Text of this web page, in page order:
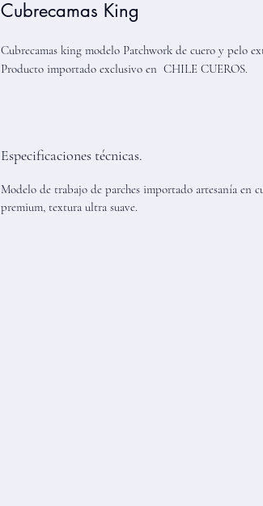
Cubrecamas King
Cubrecamas king modelo Patchwork de cuero y pelo
Producto importado exclusivo en CHILE CUEROS.
Especificaciones técnicas.
Modelo de trabajo de parches importado artesanía en
premium, textura ultra suave.